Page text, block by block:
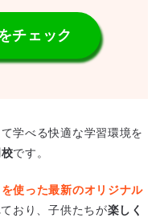
チェック
学べる快適な学習環境を
です。
使った最新のオリジナル
おり、子供たちが楽しく